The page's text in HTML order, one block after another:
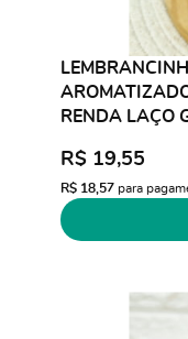
RENDA LAÇO
R$ 19,55
R$ 18,57 para